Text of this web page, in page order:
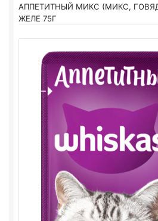
Вакансии
АППЕТИТНЫЙ МИКС (МИКС,
ЖЕЛЕ 75Г